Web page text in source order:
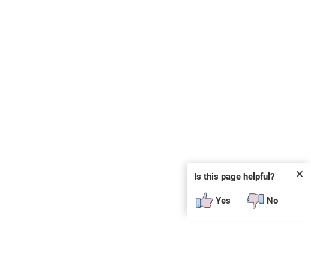
✕
Is this page helpful?
Yes No